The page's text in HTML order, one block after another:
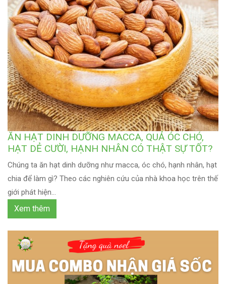
ĂN HẠT DINH DƯỠNG MACCA, QUẢ ÓC CHÓ,
HẠT DẺ CƯỜI, HẠNH NHÂN CÓ THẬT SỰ TỐT?
Chúng ta ăn hạt dinh dưỡng như macca, óc chó, hạnh nhân, hạt
chia để làm gì? Theo các nghiên cứu của nhà khoa học trên thế
giới phát hiện...
Xem thêm